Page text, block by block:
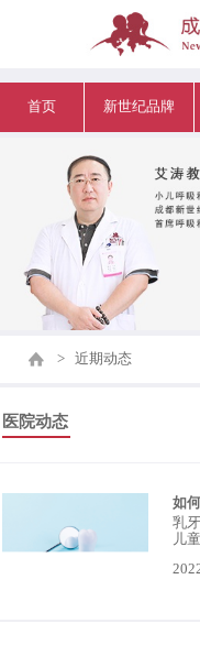
首页 新世纪品牌
> 近期动态
医院动态
如
乳
儿